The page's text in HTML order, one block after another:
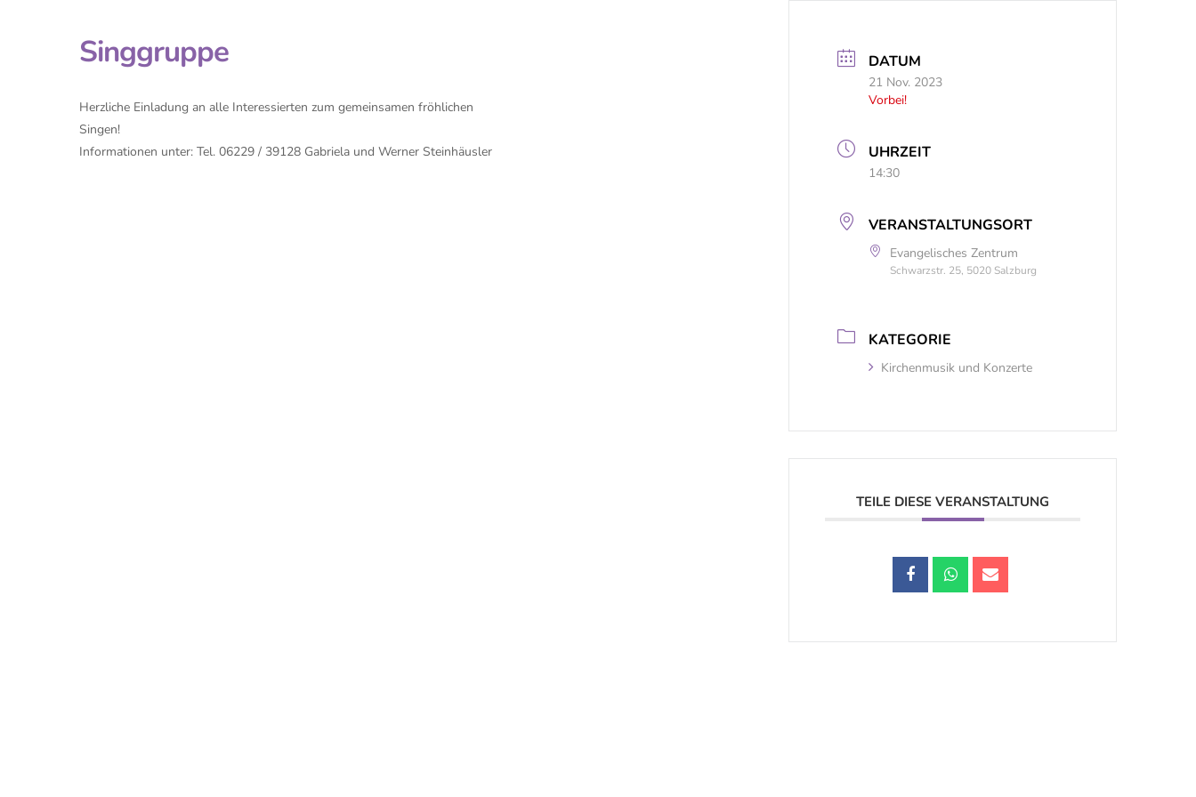
Singgruppe
Herzliche Einladung an alle Interessierten zum gemeinsamen fröhlichen
Singen!
Informationen unter: Tel. 06229 / 39128 Gabriela und Werner Steinhäusler
DATUM
21 Nov. 2023
Vorbei!
UHRZEIT
14:30
VERANSTALTUNGSORT
Evangelisches Zentrum
Schwarzstr. 25, 5020 Salzburg
KATEGORIE
Kirchenmusik und Konzerte
TEILE DIESE VERANSTALTUNG